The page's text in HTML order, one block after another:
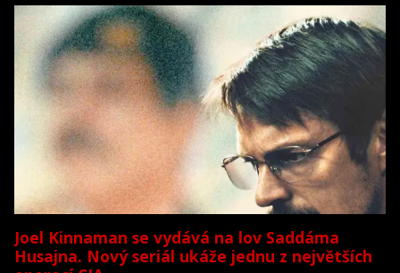
Joel Kinnaman se vydává na lov Saddáma
Husajna. Nový seriál ukáže jednu z největších